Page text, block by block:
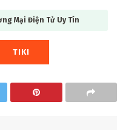
Mại Điện Tử Uy Tín
TIKI